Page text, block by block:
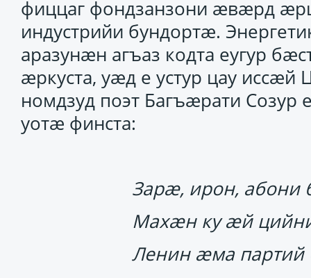
фиццаг фондзанзони ӕвӕрд
индустрийи бундортӕ.
аразунӕн агъаз кодта еугур
ӕркуста, уӕд е устур цау
номдзуд поэт Багъӕрати
уотӕ финста:
Зарӕ, ирон, абони
Махӕн ку ӕй
Ленин ӕма